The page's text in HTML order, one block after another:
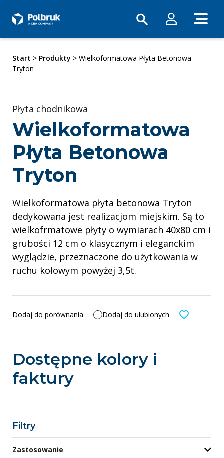
Start > Produkty > Wielkoformatowa Płyta Betonowa
Tryton
Płyta chodnikowa
Wielkoformatowa
Płyta Betonowa
Tryton
Wielkoformatowa płyta betonowa Tryton
dedykowana jest realizacjom miejskim. Są to
wielkofrmatowe płyty o wymiarach 40x80 cm i
grubości 12 cm o klasycznym i eleganckim
wyglądzie, przeznaczone do użytkowania w
ruchu kołowym powyżej 3,5t.
Dodaj do porównania Dodaj do ulubionych
Dostępne kolory i
faktury
Filtry
Zastosowanie